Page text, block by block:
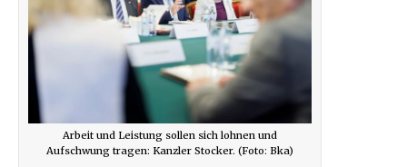
Arbeit und Leistung sollen sich lohnen und
Aufschwung tragen: Kanzler Stocker. (Foto: Bka)